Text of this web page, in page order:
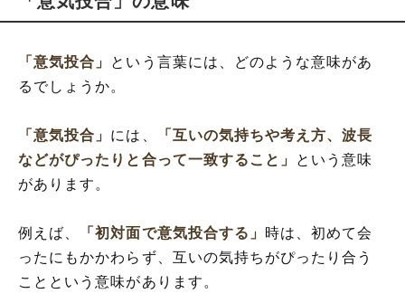
「意気投合」 という言葉には、どのような意味があ
るでしょうか。
「意気投合」 には、
「互いの気持ちや考え方、波長
などがぴったりと合って一致すること」
という意味
があります。
例えば、 「初対面で意気投合する」 時は、初めて会
ったにもかかわらず、互いの気持ちがぴったり合う
ことという意味があります。